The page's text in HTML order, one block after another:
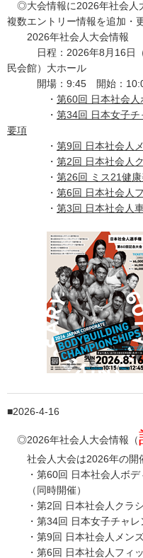
◎大会情報に2026年社会人
複数エントリー情報を追加・更
2026年社会人大会情報
日程：2026年8月16日（
民会館）大ホール
開場：9:45 開始：
・ 第60回 日本社会
・ 第34回 日本女子
要項
・ 第9回 日本社会人
・ 第2回 日本社会人
・ 第26回 ミス21健
・ 第6回 日本社会人
・ 第3回 日本社会人
2026-4-16
◎2026年社会人大会情報（
社会人大会は2026年の開
・第60回 日本社会人ボデ
（同時開催）
・第2回 日本社会人クラシ
・第34回 日本女子チャレ
・第9回 日本社会人メンズ
・第6回 日本社会人フィッ